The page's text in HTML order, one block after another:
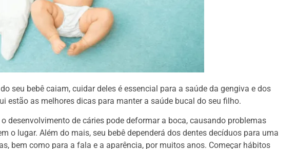
seu bebê caiam, cuidar deles é essencial para a saúde da gengiva e dos
estão as melhores dicas para manter a saúde bucal do seu filho.
desenvolvimento de cáries pode deformar a boca, causando problemas
o lugar. Além do mais, seu bebê dependerá dos dentes decíduos para uma
bem como para a fala e a aparência, por muitos anos. Começar hábitos